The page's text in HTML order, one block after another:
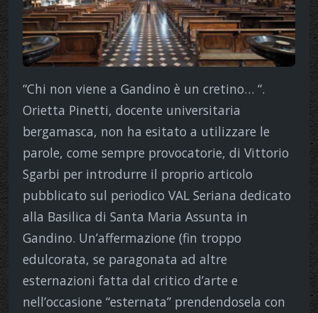
“Chi non viene a Gandino è un cretino… “.
Orietta Pinetti, docente universitaria
bergamasca, non ha esitato a utilizzare le
parole, come sempre provocatorie, di Vittorio
Sgarbi per introdurre il proprio articolo
pubblicato sul periodico VAL Seriana dedicato
alla Basilica di Santa Maria Assunta in
Gandino. Un’affermazione (fin troppo
edulcorata, se paragonata ad altre
esternazioni fatta dal critico d’arte e
nell’occasione “esternata” prendendosela con